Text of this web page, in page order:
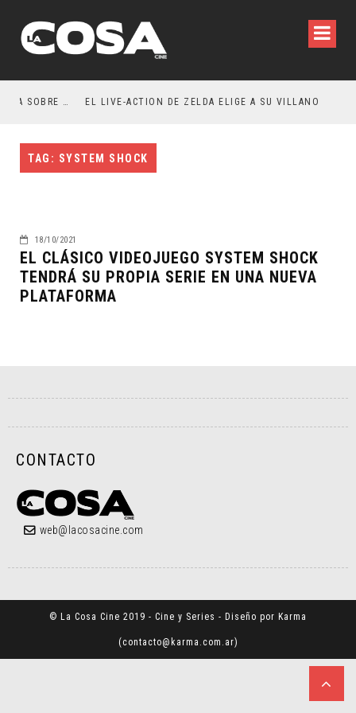
RESEÑA LA INVITACIÓN: OLIVIA WILDE REFLEXIONA SOBRE LA VIDA CONYUGAL EL LIVE-ACTION DE ZELDA ELIGE A SU VILLANO
TAG: SYSTEM SHOCK
18/10/2021
EL CLÁSICO VIDEOJUEGO SYSTEM SHOCK
TENDRÁ SU PROPIA SERIE EN UNA NUEVA
PLATAFORMA
CONTACTO
web@lacosacine.com
© La Cosa Cine 2019 - Cine y Series - Diseño por Karma
(contacto@karma.com.ar)